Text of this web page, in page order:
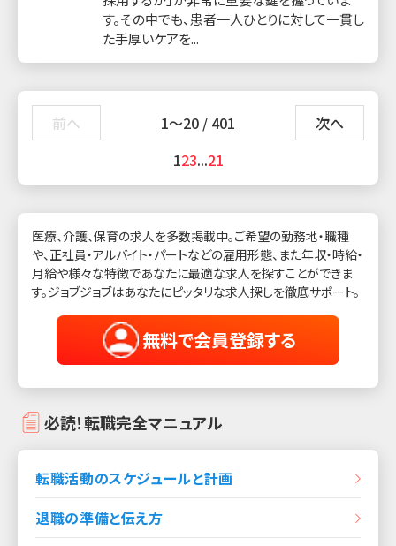
す。その中でも、患者一人ひとりに対して一貫し
た手厚いケアを...
前へ 1〜20 / 401
次へ
123...21
医療、介護、保育の求人を多数掲載中。ご希望の勤務地・職種
や、正社員・アルバイト・パートなどの雇用形態、また年収・時給・
月給や様々な特徴であなたに最適な求人を探すことができま
す。ジョブジョブはあなたにピッタリな求人探しを徹底サポート。
無料で会員登録する
必読！転職完全マニュアル
転職活動のスケジュールと計画
退職の準備と伝え方